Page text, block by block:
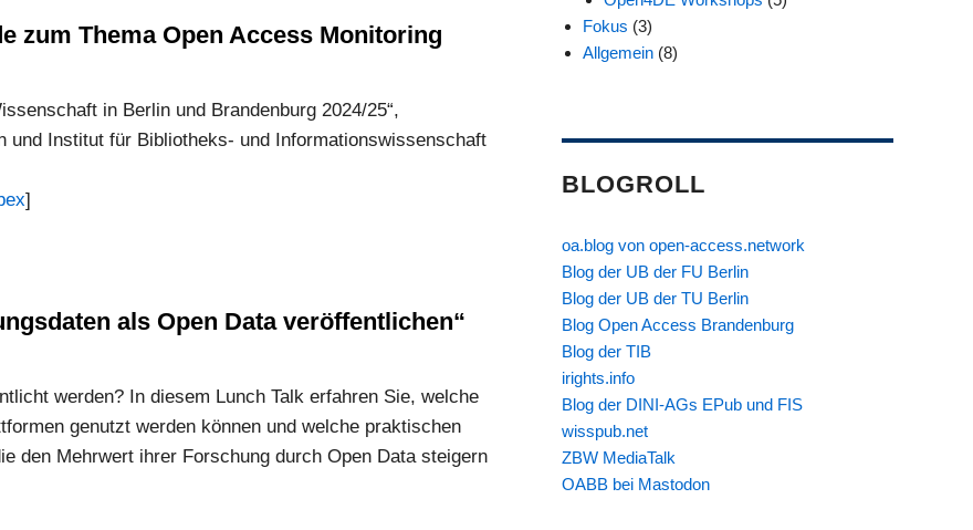
zum Thema Open Access Monitoring
in Berlin und Brandenburg 2024/25“,
Institut für Bibliotheks- und Informationswissenschaft
]
als Open Data veröffentlichen“
werden? In diesem Lunch Talk erfahren Sie, welche
genutzt werden können und welche praktischen
den Mehrwert ihrer Forschung durch Open Data steigern
Fokus (3)
Allgemein(8)
BLOGROLL
oa.blog von open-access.network
Blog der UB der FU Berlin
Blog der UB der TU Berlin
Blog Open Access Brandenburg
Blog der TIB
irights.info
Blog der DINI-AGs EPub und FIS
wisspub.net
ZBW MediaTalk
OABB bei Mastodon